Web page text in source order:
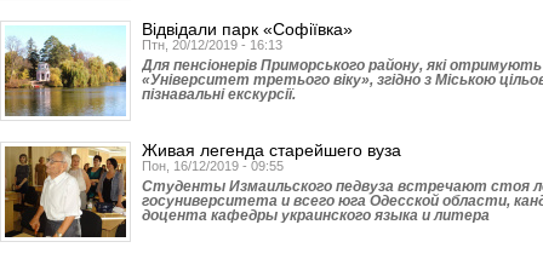
Відвідали парк «Софіївка»
Птн, 20/12/2019 - 16:13
Для пенсіонерів Приморського району, які отримують
«Університет третього віку», згідно з Міською
пізнавальні екскурсії.
Живая легенда старейшего вуза
Пон, 16/12/2019 - 09:55
Студенты Измаильского педвуза встречают стоя
госуниверситета и всего юга Одесской области,
доцента кафедры украинского языка и литера